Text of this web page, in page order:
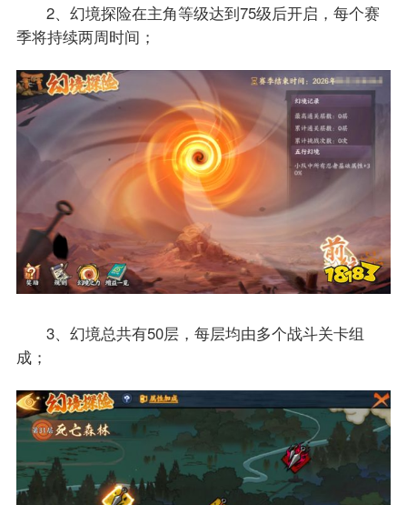
2、幻境探险在主角等级达到75级后开启，每个赛
季将持续两周时间；
3、幻境总共有50层，每层均由多个战斗关卡组
成；